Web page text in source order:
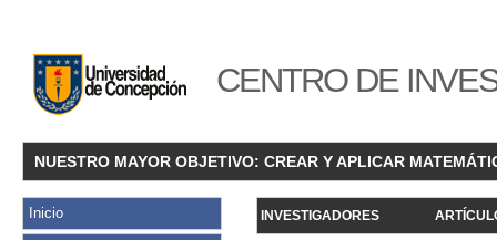
CENTRO DE
NUESTRO MAYOR OBJETIVO: CREAR Y APLICAR
Inicio INVESTIGADORES